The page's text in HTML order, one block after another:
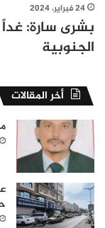
24 فبراير، 2024
بشرى سارة:
الجنوبية
أخر المقالات